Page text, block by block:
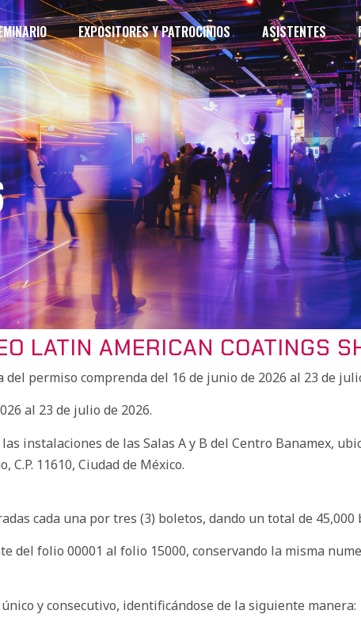
EXPOSITORES Y PATROCINIOS ASISTENTES
LATIN AMERICAN COATINGS
del permiso comprenda del 16 de junio de 2026 al 23 de
al 23 de julio de 2026.
instalaciones de las Salas A y B del Centro Banamex,
11610, Ciudad de México.
cada una por tres (3) boletos, dando un total de
del folio 00001 al folio 15000, conservando la misma
y consecutivo, identificándose de la siguiente manera: